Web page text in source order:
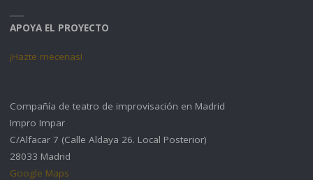
APOYA EL PROYECTO
¡Hazte mecenas!
Compañía de teatro de improvisación en Madrid
Impro Impar
C/Alfacar 7 (Calle Aldaya 26. Local Posterior)
28033 Madrid
Google Maps